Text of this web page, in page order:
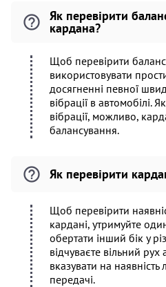
Як перевірити
кардана?
Щоб перевірити
використовувати
досягненні певної
вібрації в автомобілі.
вібрації, можливо,
балансування.
Як перевірити
Щоб перевірити
кардані, утримуйте
обертати інший бік у
відчуваєте вільний
вказувати на
передачі.